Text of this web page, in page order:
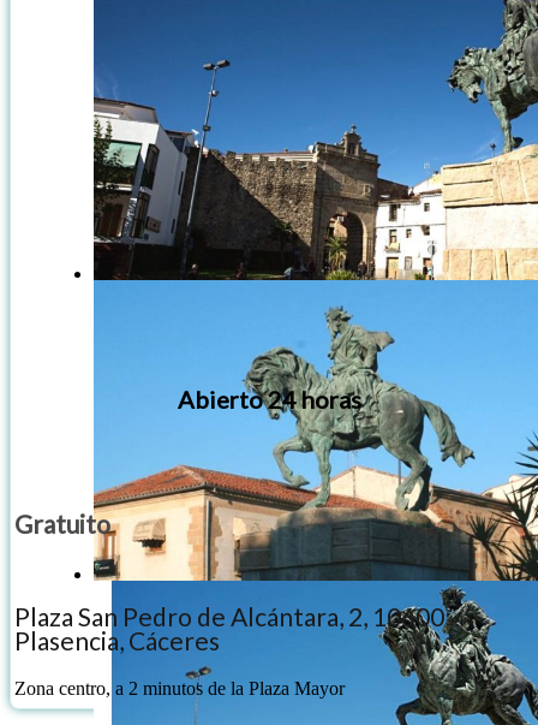
Abierto 24 horas
Gratuito
Plaza San Pedro de Alcántara, 2, 10600
Plasencia, Cáceres
Zona centro, a 2 minutos de la Plaza Mayor